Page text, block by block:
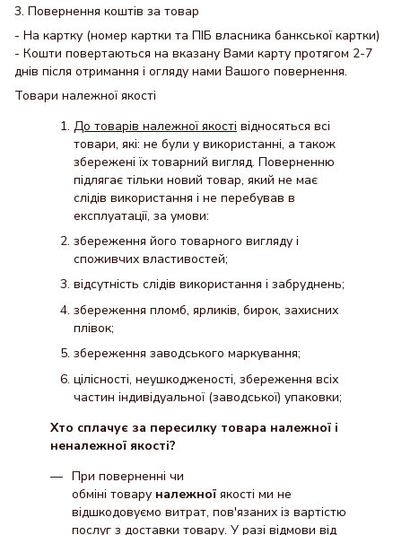
3. Повернення коштів за товар
- На картку (номер картки та ПІБ власника банкської картки)
- Кошти повертаються на вказану Вами карту протягом 2-7
днів після отримання і огляду нами Вашого повернення.
Товари належної якості
До товарів належної якості відносяться всі
товари, які: не були у використанні, а також
збережені їх товарний вигляд. Поверненню
підлягає тільки новий товар, який не має
слідів використання і не перебував в
експлуатації, за умови:
збереження його товарного вигляду і
споживчих властивостей;
відсутність слідів використання і забруднень;
збереження пломб, ярликів, бирок, захисних
плівок;
збереження заводського маркування;
цілісності, неушкодженості, збереження всіх
частин індивідуальної (заводської) упаковки;
Хто сплачує за пересилку товара належної і
неналежної якості?
При поверненні чи
обміні товару належної якості ми не
відшкодовуємо витрат, пов'язаних із вартістю
послуг з доставки товару. У разі відмови від